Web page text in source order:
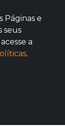
Páginas e
seus
a
.